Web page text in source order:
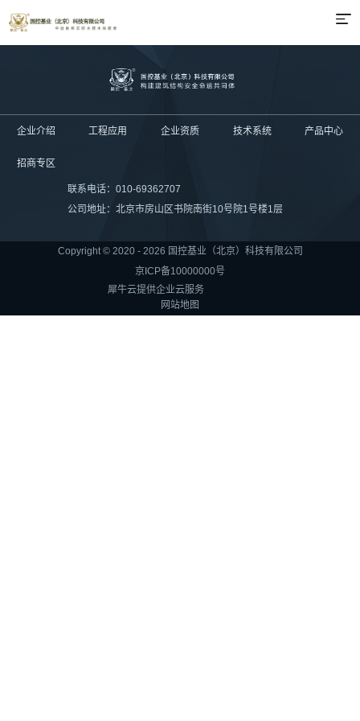
企业介绍 工程应用 企业资质 技术系统 产品中心
招商专区
联系电话：010-69362707
公司地址：北京市房山区书院南街10号院1号楼1层
Copyright © 2020 - 2026 国控基业（北京）科技有限公司
京ICP备10000000号
犀牛云提供企业云服务
网站地图